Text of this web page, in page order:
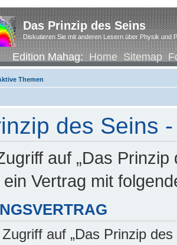
Das Prinzip des Seins
Diskutieren Sie mit anderen Lesern über Physik und
Edition Mahag:Home Sitemap
Themen
des Seins
auf „Das
Vertrag mit
auf „Das Prinzip